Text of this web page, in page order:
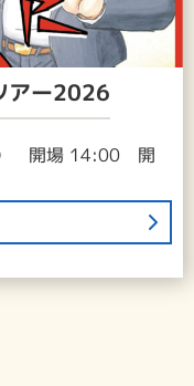
アー2026
開場 14:00 開